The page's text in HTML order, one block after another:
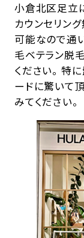
小倉北区足立
カウンセリン
可能なので通
毛ベテラン脱
ください。 特
ードに驚いて
みてください。